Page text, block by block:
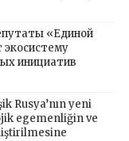
«Единой
инициатив
Rusya’nın yeni
egemenliğin ve